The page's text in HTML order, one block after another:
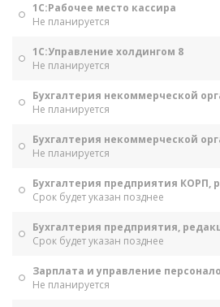
1С:Рабочее место кассира
Не планируется
1С:Управление холдингом 8
Не планируется
Бухгалтерия некоммерческой
Не планируется
Бухгалтерия некоммерческой
Не планируется
Бухгалтерия предприятия КОРП,
Срок будет указан позднее
Бухгалтерия предприятия,
Срок будет указан позднее
Зарплата и управление
Не планируется